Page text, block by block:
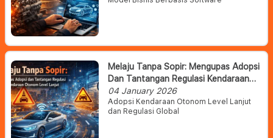
Melaju Tanpa Sopir: Mengupas Adopsi
Dan Tantangan Regulasi Kendaraan
Otonom Level Lanjut
04 January 2026
Adopsi Kendaraan Otonom Level Lanjut
dan Regulasi Global